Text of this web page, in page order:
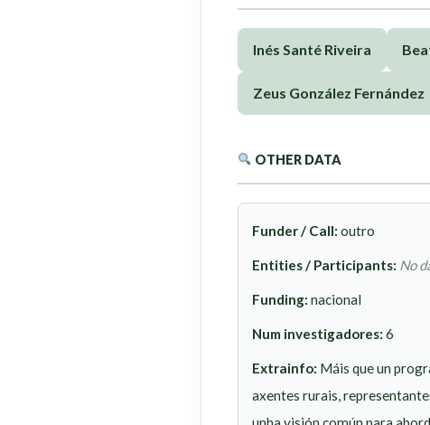
Inés Santé Riveira
Zeus González Fernández
OTHER DATA
Funder / Call: outro
Entities / Participants: No
Funding: nacional
Num investigadores: 6
Extrainfo: Máis que un
axentes rurais,